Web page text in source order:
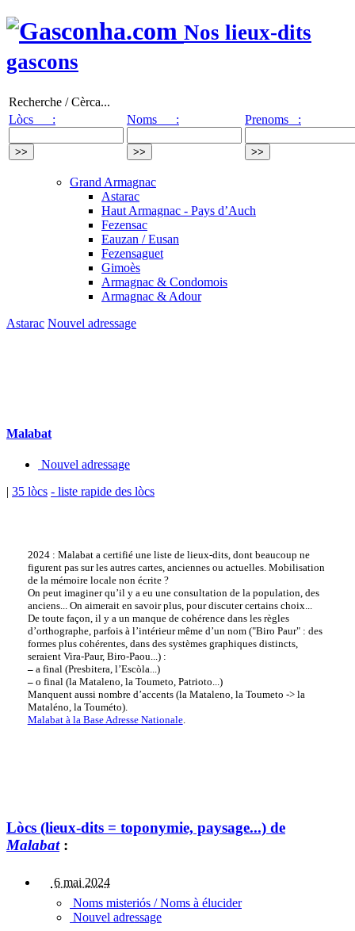
Nos lieux-dits
gascons
Recherche / Cèrca...
Lòcs :
Noms : Prenoms :
Grand Armagnac
Astarac
Haut Armagnac - Pays d’Auch
Fezensac
Eauzan / Eusan
Fezensaguet
Gimoès
Armagnac & Condomois
Armagnac & Adour
Astarac Nouvel adressage
Malabat
Nouvel adressage
| 35 lòcs - liste rapide des lòcs
2024 : Malabat a certifié une liste de lieux-dits, dont beaucoup ne
figurent pas sur les autres cartes, anciennes ou actuelles. Mobilisation
de la mémoire locale non écrite ?
On peut imaginer qu’il y a eu une consultation de la population, des
anciens... On aimerait en savoir plus, pour discuter certains choix...
De toute façon, il y a un manque de cohérence dans les règles
d’orthographe, parfois à l’intérieur même d’un nom ("Biro Paur" : des
formes plus cohérentes, dans des systèmes graphiques distincts,
seraient Vira-Paur, Biro-Paou...) :
–a final (Presbitera, l’Escòla...)
–o final (la Mataleno, la Toumeto, Patrioto...)
Manquent aussi nombre d’accents (la Mataleno, la Toumeto -> la
Mataléno, la Touméto).
Malabat à la Base Adresse Nationale.
Lòcs (lieux-dits = toponymie, paysage...) de
Malabat:
6 mai 2024
Noms misteriós / Noms à élucider
Nouvel adressage